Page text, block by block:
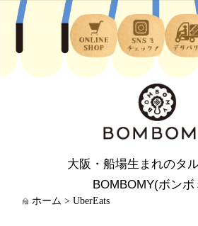
大阪・船場生まれのタ
BOMBOMY(ボンボ
ホーム > UberEats